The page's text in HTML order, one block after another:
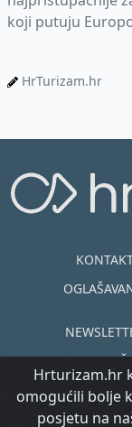
koji putuju
HrTurizam.hr
Hrturizam.hr
omogućili bolje
posjetu na
UVJETI
© Copyright